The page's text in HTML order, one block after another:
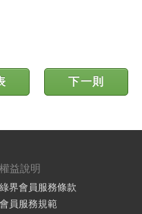
下一則
權益說明
綠界會員服務條款
會員服務規範